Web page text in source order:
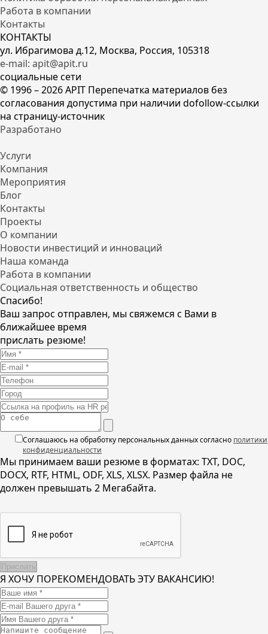
Работа в компании
Контакты
КОНТАКТЫ
ул. Ибрагимова д.12, Москва, Россия, 105318
e-mail: apit@apit.ru
социальные сети
© 1996 – 2026 APIT Перепечатка материалов без
согласования допустима при наличии dofollow-ссылки
на страницу-источник
Разработано
Услуги
Компания
Мероприятия
Блог
Контакты
Проекты
О компании
Новости инвестиций и инноваций
Наша команда
Работа в компании
Социальная ответственность и общество
Спасибо!
Ваш запрос отправлен, мы свяжемся с Вами в
ближайшее время
прислать резюме!
Соглашаюсь на обработку персональных данных согласно политики
конфиденциальности
Мы принимаем ваши резюме в форматах: TXT, DOC,
DOCX, RTF, HTML, ODF, XLS, XLSX. Размер файла не
должен превышать 2 Мегабайта.
Я ХОЧУ ПОРЕКОМЕНДОВАТЬ ЭТУ ВАКАНСИЮ!